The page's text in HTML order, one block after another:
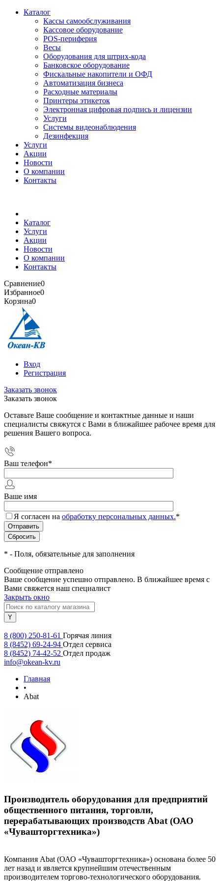
Каталог
Кассы самообслуживания
Кассовое оборудование
POS-периферия
Весы
Оборудования для штрих-кода
Банковское оборудование
Фискальные накопители и ОФД
Автоматизация бизнеса
Расходные материалы
Принтеры этикеток
Электронная цифровая подпись и лицензии
Услуги
Системы видеонаблюдения
Дезинфекция
Услуги
Акции
Новости
О компании
Контакты
Каталог
Услуги
Акции
Новости
О компании
Контакты
Сравнение0
Избранное0
Корзина0
Вход
Регистрация
Заказать звонок
Заказать звонок
Оставьте Ваше сообщение и контактные данные и наши
специалисты свяжутся с Вами в ближайшее рабочее время для
решения Вашего вопроса.
Ваш телефон*
Ваше имя
Я согласен на обработку персональных данных.*
* - Поля, обязательные для заполнения
Сообщение отправлено
Ваше сообщение успешно отправлено. В ближайшее время с
Вами свяжется наш специалист
Закрыть окно
8 (800) 250-81-61 Горячая линия
8 (8452) 69-24-94 Отдел сервиса
8 (8452) 74-42-52 Отдел продаж
info@okean-kv.ru
Главная
•
Abat
Производитель оборудования для предприятий
общественного питания, торговли,
перерабатывающих производств Abat (ОАО
«Чувашторгтехника»)
Компания Abat (ОАО «Чувашторгтехника») основана более 50
лет назад и является крупнейшим отечественным
производителем торгово-технологического оборудования.